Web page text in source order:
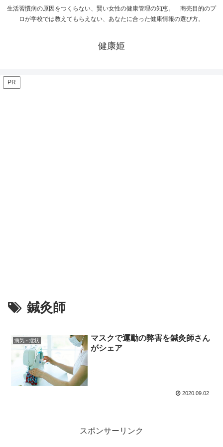
生活習慣病の原因をつくらない、賢い女性の健康管理の知恵。 商売目的のプ
ロが学校では教えてもらえない、あなたに合った健康情報の選び方。
健康姫
PR
鍼灸師
病気・症状
マスクで運動の弊害を鍼灸師さん
がシェア
2020.09.02
スポンサーリンク